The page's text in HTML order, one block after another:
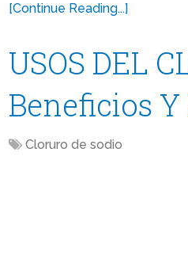
[Continue Reading...]
USOS DEL
Beneficios
Cloruro de sodio